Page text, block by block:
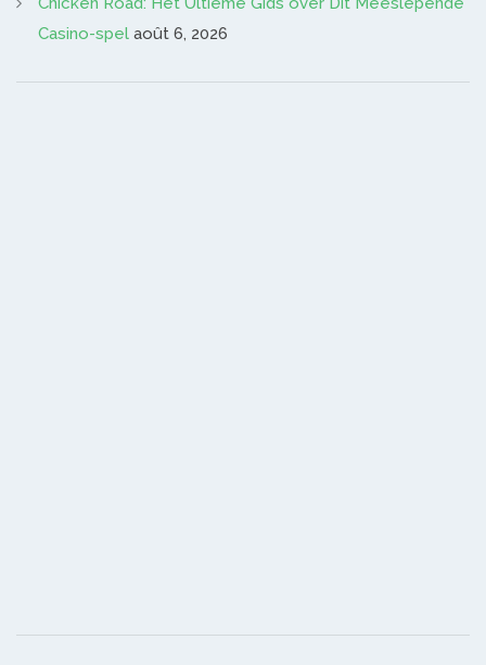
Casino-spel août 6, 2026